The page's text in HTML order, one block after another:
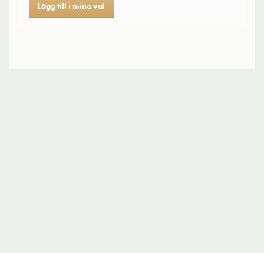
Lägg till i mina val